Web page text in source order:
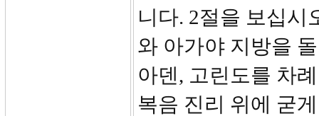
니다. 2절을 보십시
와 아가야 지방을
아덴, 고린도를 차
복음 진리 위에 굳